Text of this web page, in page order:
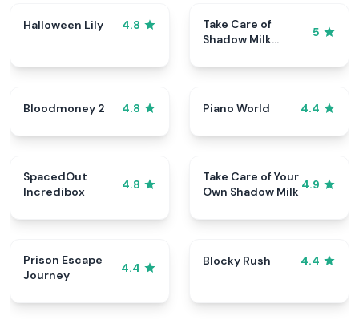
Halloween Lily 4.8
Take Care of
Shadow Milk
5
Bloodmoney 2 4.8 Piano World 4.4
SpacedOut
Incredibox
4.8
Take Care of Your
Own Shadow Milk 4.9
Prison Escape
Journey
4.4
Blocky Rush 4.4